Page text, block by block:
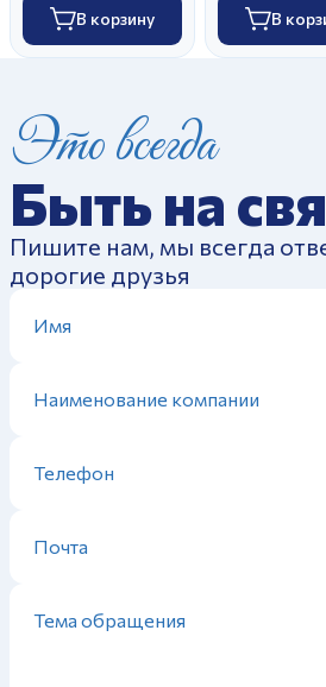
В корзину В
Это всегда
Быть на
Пишите нам, мы всегда
дорогие друзья